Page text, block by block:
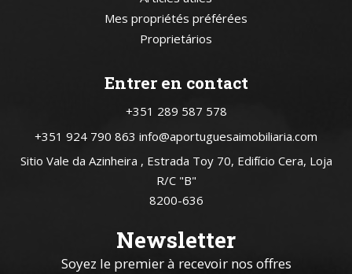
Mes propriétés préférées
Proprietários
Newsletter
Soyez le premier à recevoir nos offres
Entrer en contact
+351 289 587 578
+351 924 790 863 info@aportuguesaimobiliaria.com
Sitio Vale da Azinheira , Estrada Toy 70, Edifício Cera, Loja
R/C "B"
8200-636